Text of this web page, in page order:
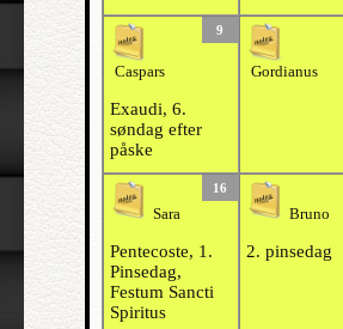
9
Caspars
Exaudi, 6.
søndag efter
påske
Gordianus
16
Sara
Pentecoste, 1.
Pinsedag,
Festum Sancti
Spiritus
Bruno
2. pinsedag